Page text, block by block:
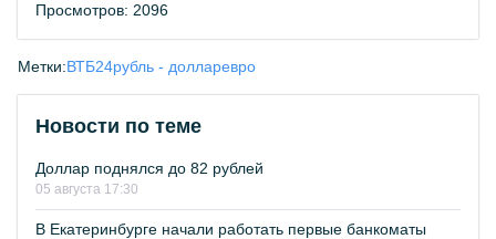
Просмотров: 2096
Метки:ВТБ24рубль - долларевро
Новости по теме
Доллар поднялся до 82 рублей
05 августа 17:30
В Екатеринбурге начали работать первые банкоматы